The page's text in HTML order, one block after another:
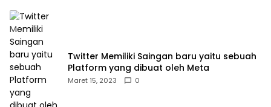
Twitter Memiliki Saingan baru yaitu sebuah
Platform yang dibuat oleh Meta
Maret 15, 2023 0